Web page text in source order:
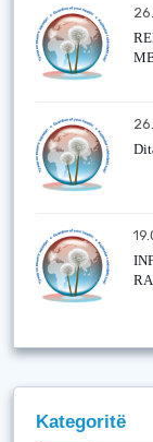
Kategoritë